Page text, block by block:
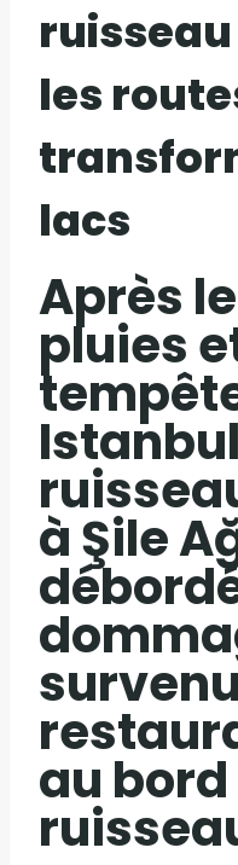
les
lacs
Après
pluies
à Şile
au